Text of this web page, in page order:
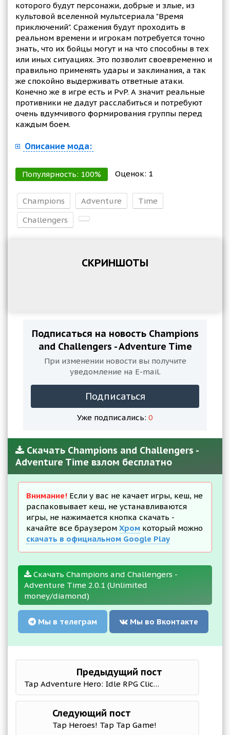
которого будут персонажи, добрые и злые, из
культовой вселенной мультсериала "Время
приключений". Сражения будут проходить в
реальном времени и игрокам потребуется точно
знать, что их бойцы могут и на что способны в тех
или иных ситуациях. Это позволит своевременно и
правильно применять удары и заклинания, а так
же спокойно выдерживать ответные атаки.
Конечно же в игре есть и PvP. А значит реальные
противники не дадут расслабиться и потребуют
очень вдумчивого формирования группы перед
каждым боем.
Описание мода:
Популярность: 100% Оценок: 1
Champions Adventure
Time
Challengers
СКРИНШОТЫ
Подписаться на новость Champions
and Challengers - Adventure Time
При изменении новости вы получите
уведомление на E-mail.
Подписаться
Уже подписались: 0
Скачать Champions and Challengers -
Adventure Time взлом бесплатно
Внимание! Если у вас не качает игры, кеш, не
распаковывает кеш, не устанавливаются
игры, не нажимается кнопка скачать -
качайте все браузером Хром который можно
скачать в официальном Google Play
Скачать Champions and Challengers -
Adventure Time 2.0.1 (Unlimited
money/diamond)
Мы в телеграм Мы во Вконтакте
Предыдущий пост
Tap Adventure Hero: Idle RPG Clicker, Fun Fantasy
Следующий пост
Tap Heroes! Tap Tap Game!